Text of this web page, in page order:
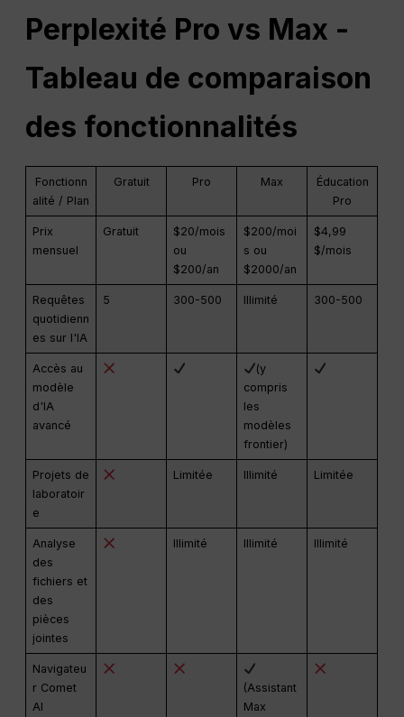
Perplexité Provs Max -
Tableau de comparaison
des fonctionnalités
Fonctionn
alité / Plan
Gratuit Pro Max
Éducation
Pro
Prix
mensuel
Gratuit
$20/mois
ou
$200/an
$200/moi
s ou
$2000/an
$4,99
$/mois
Requêtes
quotidienn
es sur l'IA
5 300-500 Illimité 300-500
Accès au
modèle
d'IA
avancé
(y
compris
les
modèles
frontier)
Projets de
laboratoir
e
Limitée Illimité Limitée
Analyse
des
fichiers et
des
pièces
jointes
Illimité Illimité Illimité
Navigateu
r Comet
AI
(Assistant
Max